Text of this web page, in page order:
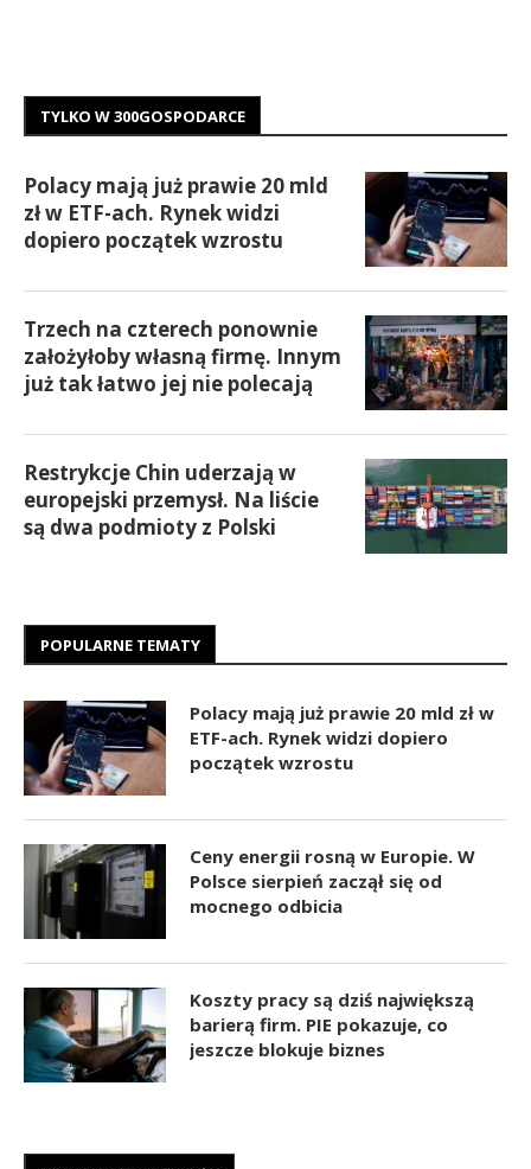
TYLKO W 300GOSPODARCE
Polacy mają już prawie 20 mld
zł w ETF-ach. Rynek widzi
dopiero początek wzrostu
Trzech na czterech ponownie
założyłoby własną firmę. Innym
już tak łatwo jej nie polecają
Restrykcje Chin uderzają w
europejski przemysł. Na liście
są dwa podmioty z Polski
POPULARNE TEMATY
Polacy mają już prawie 20 mld zł w
ETF-ach. Rynek widzi dopiero
początek wzrostu
Ceny energii rosną w Europie. W
Polsce sierpień zaczął się od
mocnego odbicia
Koszty pracy są dziś największą
barierą firm. PIE pokazuje, co
jeszcze blokuje biznes